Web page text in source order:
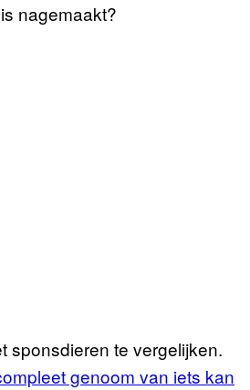
nagemaakt?
sponsdieren te vergelijken.
genoom van iets kan